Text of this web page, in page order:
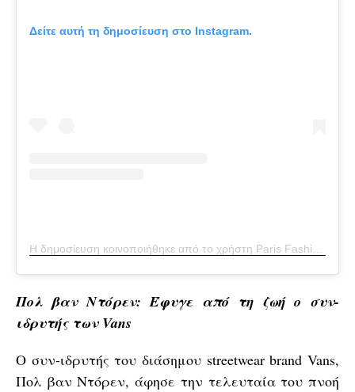
Δείτε αυτή τη δημοσίευση στο Instagram.
Η δημοσίευση κοινοποιήθηκε από το χρήστη Paris Fashion Week (@parisfashionweek)
Πολ βαν Ντόρεν: Έφυγε από τη ζωή ο συν-
ιδρυτής των Vans
Ο συν-ιδρυτής του διάσημου streetwear brand Vans,
Πολ βαν Ντόρεν, άφησε την τελευταία του πνοή